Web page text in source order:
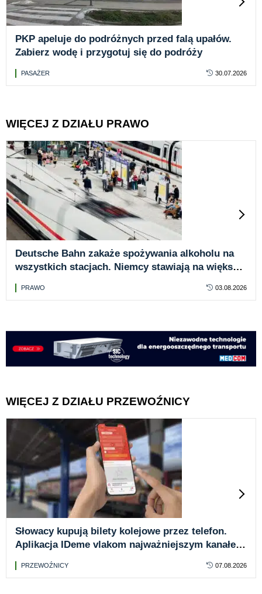
PKP apeluje do podróżnych przed falą upałów.
Zabierz wodę i przygotuj się do podróży
PASAŻER 30.07.2026
WIĘCEJ Z DZIAŁU PRAWO
Deutsche Bahn zakaże spożywania alkoholu na
wszystkich stacjach. Niemcy stawiają na większe
PRAWO 03.08.2026
WIĘCEJ Z DZIAŁU PRZEWOŹNICY
Słowacy kupują bilety kolejowe przez telefon.
Aplikacja IDeme vlakom najważniejszym kanałem
PRZEWOŹNICY 07.08.2026